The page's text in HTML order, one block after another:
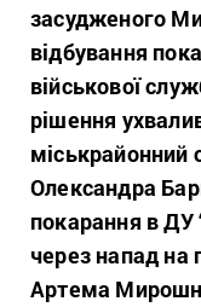
засудженого
відбування
військової
рішення
міськрайонний
Олександра
покарання в
через напад на
Артема